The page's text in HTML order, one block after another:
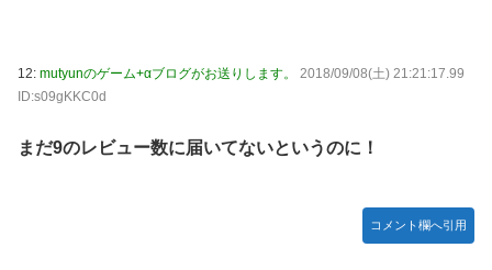
12: mutyunのゲーム+αブログがお送りします。
2018/09/08(土) 21:21:17.99
ID:s09gKKC0d
まだ9のレビュー数に届いてないというのに！
コメント欄へ引用